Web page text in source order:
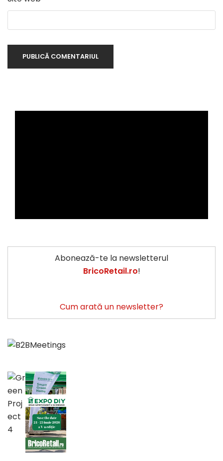
Abonează-te la newsletterul
BricoRetail.ro!
Cum arată un newsletter?